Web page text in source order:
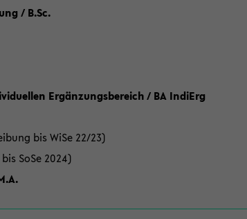
/ B.Sc.
Ergänzungsbereich / BA IndiErg
bis WiSe 22/23)
SoSe 2024)